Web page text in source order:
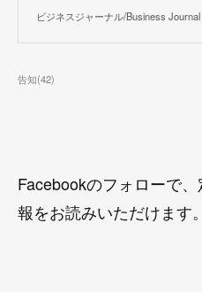
ビジネスジャーナル/Business
告知(42)
Facebookのフォローで
報をお読みいただけます。